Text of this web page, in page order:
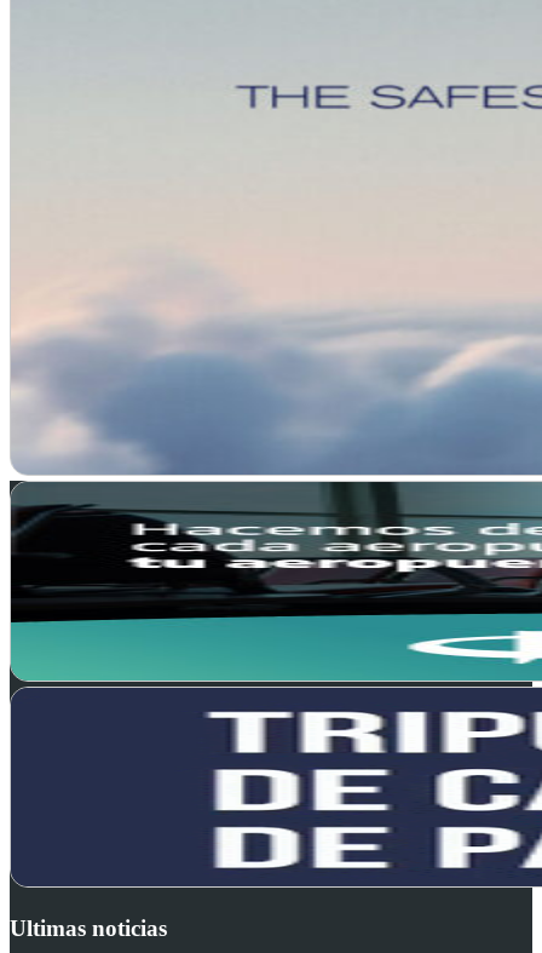
Ultimas noticias